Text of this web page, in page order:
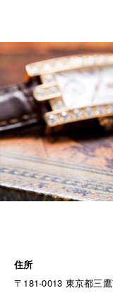
住所
〒181-0013 東京都三